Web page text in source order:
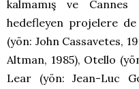
kalmamış ve Cannes
hedefleyen projelere
(yön: John Cassavetes,
Altman, 1985), Otello
Lear (yön: Jean-Luc